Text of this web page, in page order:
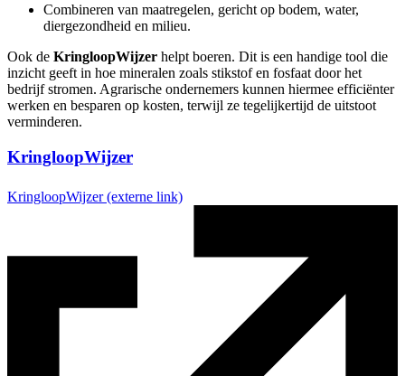
Combineren van maatregelen, gericht op bodem, water,
diergezondheid en milieu.
Ook de KringloopWijzer helpt boeren. Dit is een handige tool die
inzicht geeft in hoe mineralen zoals stikstof en fosfaat door het
bedrijf stromen. Agrarische ondernemers kunnen hiermee efficiënter
werken en besparen op kosten, terwijl ze tegelijkertijd de uitstoot
verminderen.
KringloopWijzer
KringloopWijzer (externe link)